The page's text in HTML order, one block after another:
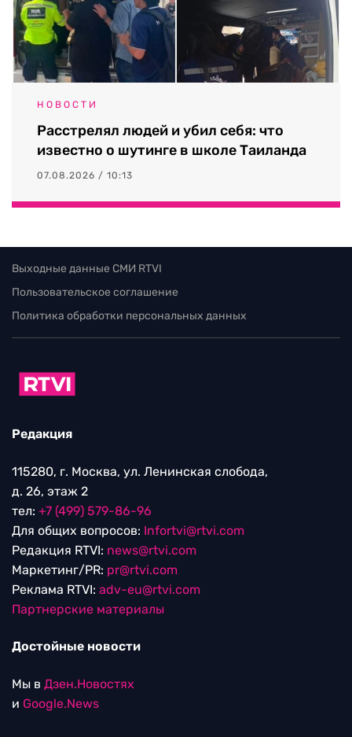
НОВОСТИ
Расстрелял людей и убил себя: что
известно о шутинге в школе Таиланда
07.08.2026 / 10:13
Выходные данные СМИ RTVI
Пользовательское соглашение
Политика обработки персональных данных
Редакция
115280, г. Москва, ул. Ленинская слобода,
д. 26, этаж 2
тел: +7 (499) 579-86-96
Для общих вопросов: Infortvi@rtvi.com
Редакция RTVI: news@rtvi.com
Маркетинг/PR: pr@rtvi.com
Реклама RTVI: adv-eu@rtvi.com
Партнерские материалы
Достойные новости
Мы в Дзен.Новостях
и Google.News